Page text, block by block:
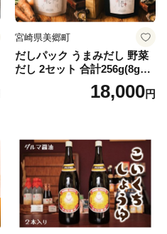
宮崎県美郷町
だしパック うまみだし 野菜
だし 2セット 合計256g(8g×8
パック×2種×2セット) [岡田商
店 宮崎県 美郷町 31ac0069]
18,000円